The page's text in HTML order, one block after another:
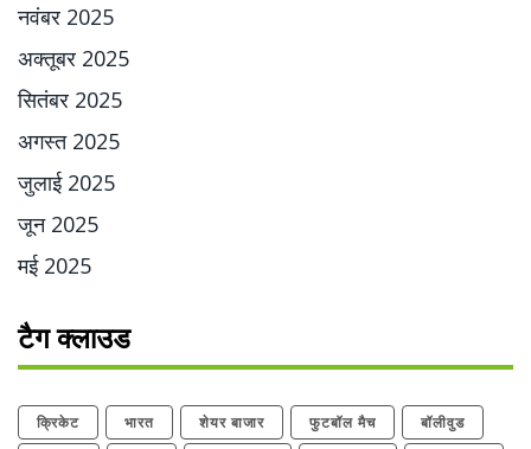
नवंबर 2025
अक्तूबर 2025
सितंबर 2025
अगस्त 2025
जुलाई 2025
जून 2025
मई 2025
टैग क्लाउड
क्रिकेट भारत शेयर बाजार फुटबॉल मैच
बॉलीवुड